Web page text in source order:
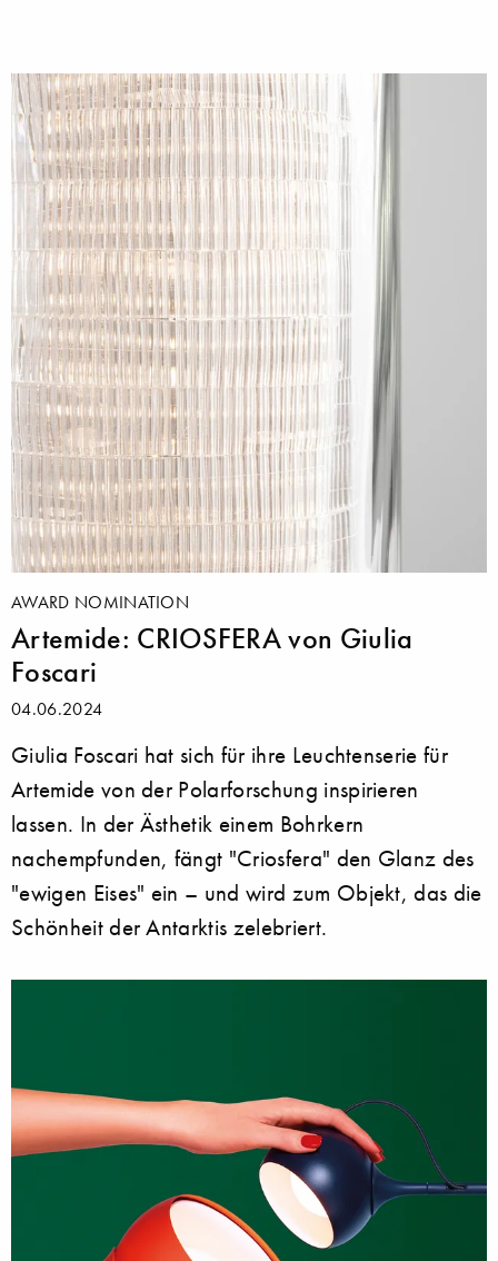
AWARD NOMINATION
Artemide: CRIOSFERA von Giulia
Foscari
04.06.2024
Giulia Foscari hat sich für ihre Leuchtenserie für
Artemide von der Polarforschung inspirieren
lassen. In der Ästhetik einem Bohrkern
nachempfunden, fängt "Criosfera" den Glanz des
"ewigen Eises" ein – und wird zum Objekt, das die
Schönheit der Antarktis zelebriert.